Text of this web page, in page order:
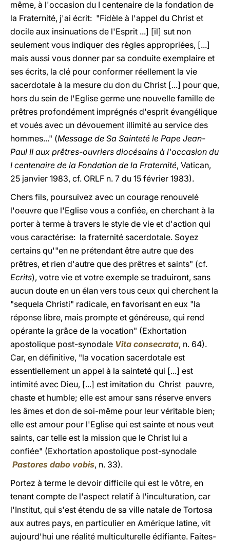
même, à l'occasion du I centenaire de la fondation de
la Fraternité, j'ai écrit: "Fidèle à l'appel du Christ et
docile aux insinuations de l'Esprit ...] [il] sut non
seulement vous indiquer des règles appropriées, [...]
mais aussi vous donner par sa conduite exemplaire et
ses écrits, la clé pour conformer réellement la vie
sacerdotale à la mesure du don du Christ [...] pour que,
hors du sein de l'Eglise germe une nouvelle famille de
prêtres profondément imprégnés d'esprit évangélique
et voués avec un dévouement illimité au service des
hommes..." (Message de Sa Sainteté le Pape Jean-
Paul II aux prêtres-ouvriers diocésains à l'occasion du
I centenaire de la Fondation de la Fraternité, Vatican,
25 janvier 1983, cf. ORLF n. 7 du 15 février 1983).
Chers fils, poursuivez avec un courage renouvelé
l'oeuvre que l'Eglise vous a confiée, en cherchant à la
porter à terme à travers le style de vie et d'action qui
vous caractérise: la fraternité sacerdotale. Soyez
certains qu'"en ne prétendant être autre que des
prêtres, et rien d'autre que des prêtres et saints" (cf.
Ecrits), votre vie et votre exemple se traduiront, sans
aucun doute en un élan vers tous ceux qui cherchent la
"sequela Christi" radicale, en favorisant en eux "la
réponse libre, mais prompte et généreuse, qui rend
opérante la grâce de la vocation" (Exhortation
apostolique post-synodale Vita consecrata, n. 64).
Car, en définitive, "la vocation sacerdotale est
essentiellement un appel à la sainteté qui [...] est
intimité avec Dieu, [...] est imitation du Christ pauvre,
chaste et humble; elle est amour sans réserve envers
les âmes et don de soi-même pour leur véritable bien;
elle est amour pour l'Eglise qui est sainte et nous veut
saints, car telle est la mission que le Christ lui a
confiée" (Exhortation apostolique post-synodale
Pastores dabo vobis, n. 33).
Portez à terme le devoir difficile qui est le vôtre, en
tenant compte de l'aspect relatif à l'inculturation, car
l'Institut, qui s'est étendu de sa ville natale de Tortosa
aux autres pays, en particulier en Amérique latine, vit
aujourd'hui une réalité multiculturelle édifiante. Faites-